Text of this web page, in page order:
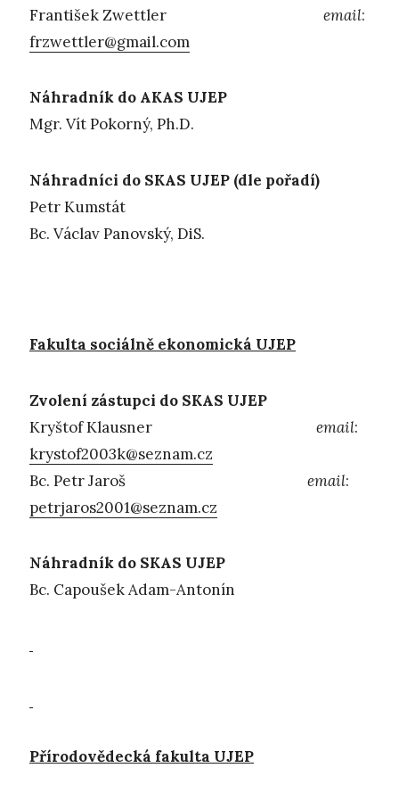
František Zwettler
email:
frzwettler@gmail.com
Náhradník do AKAS UJEP
Mgr. Vít Pokorný, Ph.D.
Náhradníci do SKAS UJEP (dle pořadí)
Petr Kumstát
Bc. Václav Panovský, DiS.
Fakulta sociálně ekonomická UJEP
Zvolení zástupci do SKAS UJEP
Kryštof Klausner email:
krystof2003k@seznam.cz
Bc. Petr Jaroš email:
petrjaros2001@seznam.cz
Náhradník do SKAS UJEP
Bc. Capoušek Adam-Antonín
Přírodovědecká fakulta UJEP